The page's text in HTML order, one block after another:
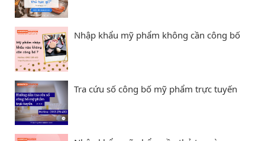
Nhập khẩu mỹ phẩm không cần công bố
Tra cứu số công bố mỹ phẩm trực tuyến